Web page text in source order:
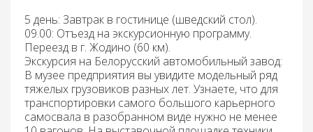
5 день: Завтрак в гостинице (шведский стол).
09.00: Отъезд на экскурсионную программу.
Переезд в г. Жодино (60 км).
Экскурсия на Белорусский автомобильный завод:
В музее предприятия вы увидите модельный ряд
тяжелых грузовиков разных лет. Узнаете, что для
транспортировки самого большого карьерного
самосвала в разобранном виде нужно не менее